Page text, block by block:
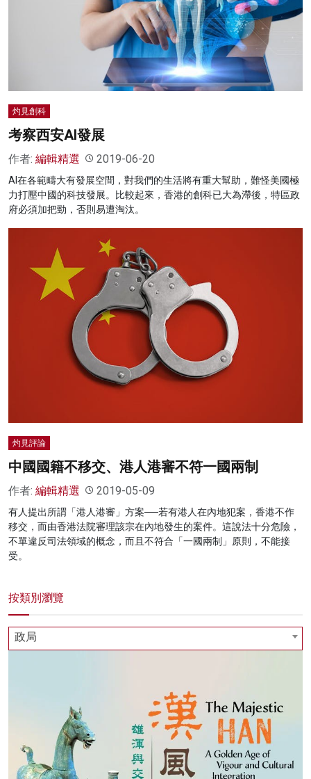
灼見創科
考察西安AI發展
作者: 編輯精選 2019-06-20
AI在各範疇大有發展空間，對我們的生活將有重大幫助，難怪美國極
力打壓中國的科技發展。比較起來，香港的創科已大為滯後，特區政
府必須加把勁，否則易遭淘汰。
灼見評論
中國國籍不移交、港人港審不符一國兩制
作者: 編輯精選 2019-05-09
有人提出所謂「港人港審」方案──若有港人在內地犯案，香港不作
移交，而由香港法院審理該宗在內地發生的案件。這說法十分危險，
不單違反司法領域的概念，而且不符合「一國兩制」原則，不能接
受。
按類別瀏覽
政局